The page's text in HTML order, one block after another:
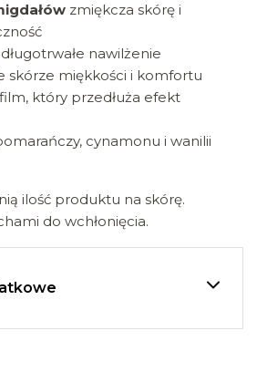
zmiękcza skórę i
nawilżenie
skórze miękkości i komfortu
który przedłuża efekt
cynamonu i wanilii
ilość produktu na skórę.
do wchłonięcia.